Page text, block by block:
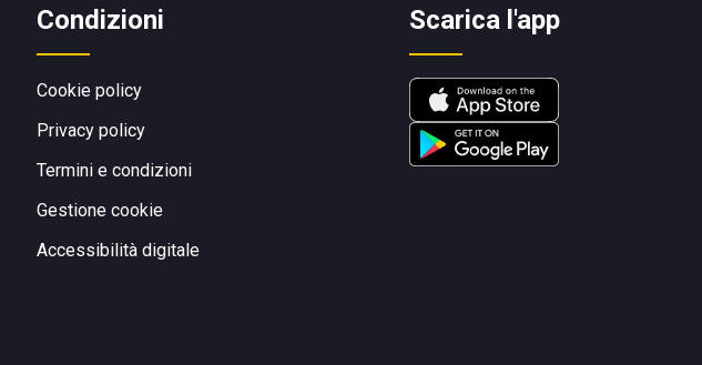
Condizioni
Cookie policy
Privacy policy
Termini e condizioni
Gestione cookie
Accessibilità digitale
Scarica l'app